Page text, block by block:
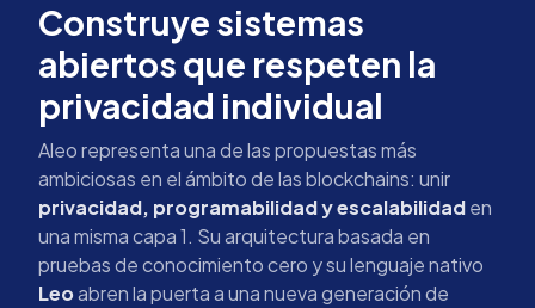
Construye sistemas
abiertos que respeten la
privacidad individual
Aleo representa una de las propuestas más
ambiciosas en el ámbito de las blockchains: unir
privacidad, programabilidad y escalabilidaden
una misma capa 1. Su arquitectura basada en
pruebas de conocimiento cero y su lenguaje nativo
Leoabren la puerta a una nueva generación de